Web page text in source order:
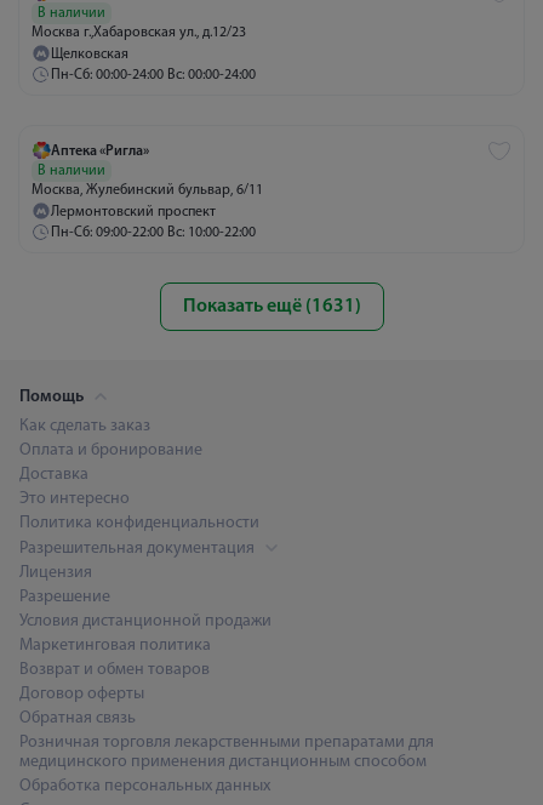
В наличии
Москва г.,Хабаровская ул., д.12/23
Щелковская
Пн-Сб: 00:00-24:00 Вс: 00:00-24:00
Аптека «Ригла»
В наличии
Москва, Жулебинский бульвар, 6/11
Лермонтовский проспект
Пн-Сб: 09:00-22:00 Вс: 10:00-22:00
Показать ещё (1631)
Помощь
Как сделать заказ
Оплата и бронирование
Доставка
Это интересно
Политика конфиденциальности
Разрешительная документация
Лицензия
Разрешение
Условия дистанционной продажи
Маркетинговая политика
Возврат и обмен товаров
Договор оферты
Обратная связь
Розничная торговля лекарственными препаратами для
медицинского применения дистанционным способом
Обработка персональных данных